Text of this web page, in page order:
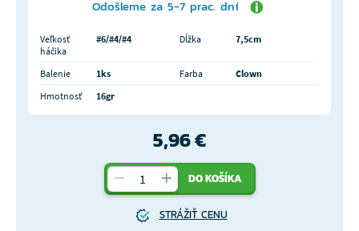
Odošleme za 5-7 prac. dní
Veľkosť
háčika
#6/#4/#4 Dĺžka 7,5cm
Balenie 1ks Farba
Clown
Hmotnosť
16gr
5,96 €
DO KOŠÍKA
STRÁŽIŤ CENU